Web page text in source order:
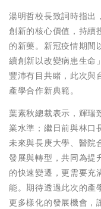
湯明哲校長致詞時指出
創新的核心價值，持續
的新藥。新冠疫情期間
續創新以改變病患生命
豐沛有目共睹，此次與
產學合作新典範。
葉素秋總裁表示，輝瑞
業水準；繼日前與林口
未來與長庚大學、醫院
發展與轉型，共同為提
的快速變遷，更需要充
能。期待透過此次的產
更多樣化的發展機會，